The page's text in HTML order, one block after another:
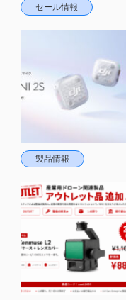
セール情報
製品情報